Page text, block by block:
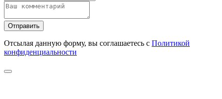
Отправить
Отсылая данную форму, вы соглашаетесь с Политикой
конфиденциальности